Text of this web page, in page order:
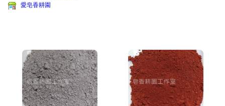
愛皂香耕園